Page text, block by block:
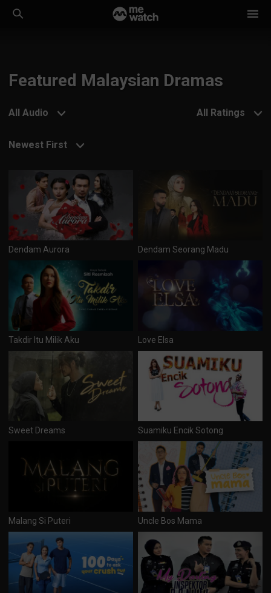
Featured Malaysian Dramas
All Audio All Ratings
Newest First
Dendam Aurora Dendam Seorang Madu
Takdir Itu Milik Aku Love Elsa
Sweet Dreams Suamiku Encik Sotong
Malang Si Puteri Uncle Bos Mama